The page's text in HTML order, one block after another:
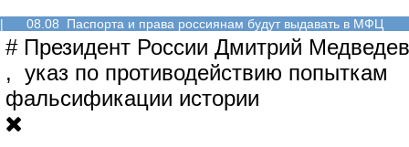
| 08.08 Паспорта и права россиянам будут выдавать в МФЦ
# Президент России Дмитрий Медведев
, указ по противодействию попыткам
фальсификации истории